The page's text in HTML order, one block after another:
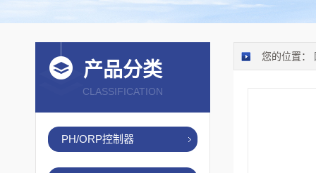
您的位置：
产品分类
CLASSIFICATION
PH/ORP控制器